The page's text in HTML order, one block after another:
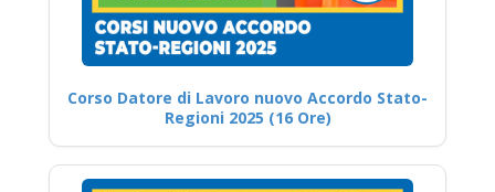
Corso Datore di Lavoro nuovo Accordo Stato-
Regioni 2025 (16 Ore)